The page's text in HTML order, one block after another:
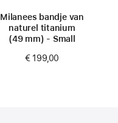
Milanees bandje van
naturel titanium
(49 mm) - Small
€ 199,00